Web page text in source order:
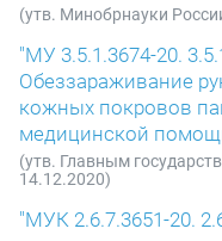
(утв. Минобрнауки
"МУ 3.5.1.3674-20.
Обеззараживание
кожных покровов
медицинской
(утв. Главным
14.12.2020)
"МУК 2.6.7.3651-20.